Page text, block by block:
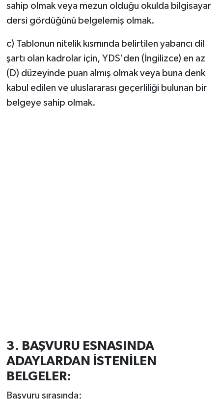
sahip olmak veya mezun olduğu okulda bilgisayar
dersi gördüğünü belgelemiş olmak.
c) Tablonun nitelik kısmında belirtilen yabancı dil
şartı olan kadrolar için, YDS'den (İngilizce) en az
(D) düzeyinde puan almış olmak veya buna denk
kabul edilen ve uluslararası geçerliliği bulunan bir
belgeye sahip olmak.
3. BAŞVURU ESNASINDA
ADAYLARDAN İSTENİLEN
BELGELER:
Başvuru sırasında;